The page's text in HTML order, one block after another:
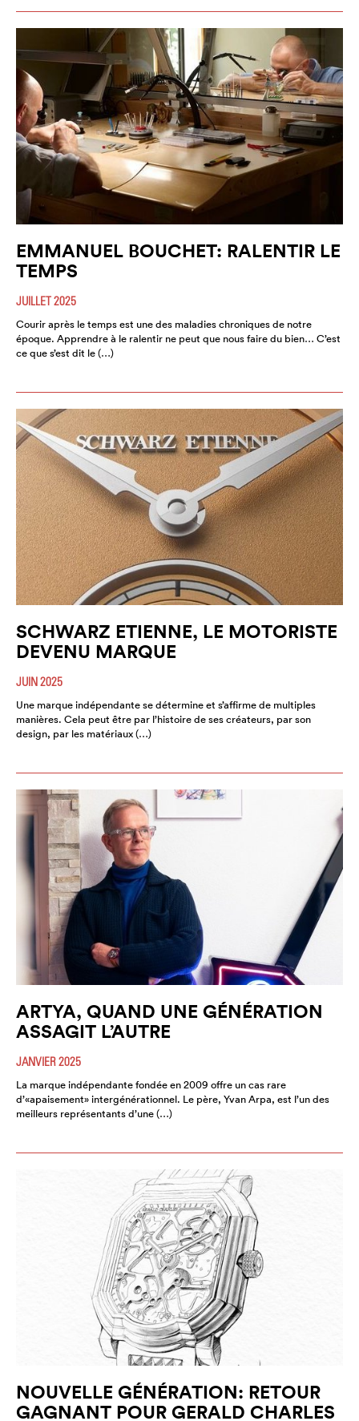
EMMANUEL BOUCHET: RALENTIR LE
TEMPS
JUILLET 2025
Courir après le temps est une des maladies chroniques de notre
époque. Apprendre à le ralentir ne peut que nous faire du bien… C’est
ce que s’est dit le (…)
SCHWARZ ETIENNE, LE MOTORISTE
DEVENU MARQUE
JUIN 2025
Une marque indépendante se détermine et s’affirme de multiples
manières. Cela peut être par l’histoire de ses créateurs, par son
design, par les matériaux (…)
ARTYA, QUAND UNE GÉNÉRATION
ASSAGIT L’AUTRE
JANVIER 2025
La marque indépendante fondée en 2009 offre un cas rare
d’«apaisement» intergénérationnel. Le père, Yvan Arpa, est l’un des
meilleurs représentants d’une (…)
NOUVELLE GÉNÉRATION: RETOUR
GAGNANT POUR GERALD CHARLES